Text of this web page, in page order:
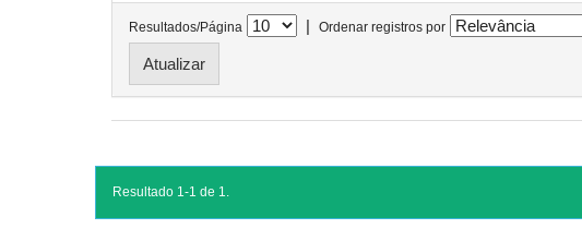
Resultados/Página | Ordenar registros por
Resultado 1-1 de 1.